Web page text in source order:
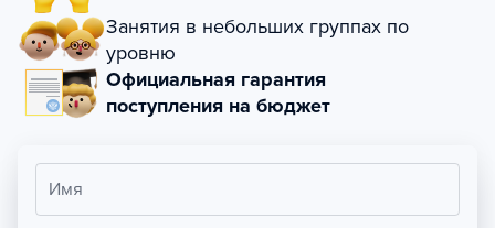
Занятия в небольших группах по
уровню
Официальная гарантия
поступления на бюджет
Имя